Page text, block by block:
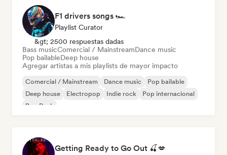
F1 drivers songs 🏎️
Playlist Curator
&gt; 2500 respuestas dadas
Bass musicComercial / MainstreamDance music
Pop bailableDeep house
Agregar artistas a mis playlists de mayor impacto
Comercial / Mainstream Dance music
Pop bailable
Deep house
Electropop Indie rock
Pop internacional
Pop Punk
Getting Ready to Go Out 🍒💋